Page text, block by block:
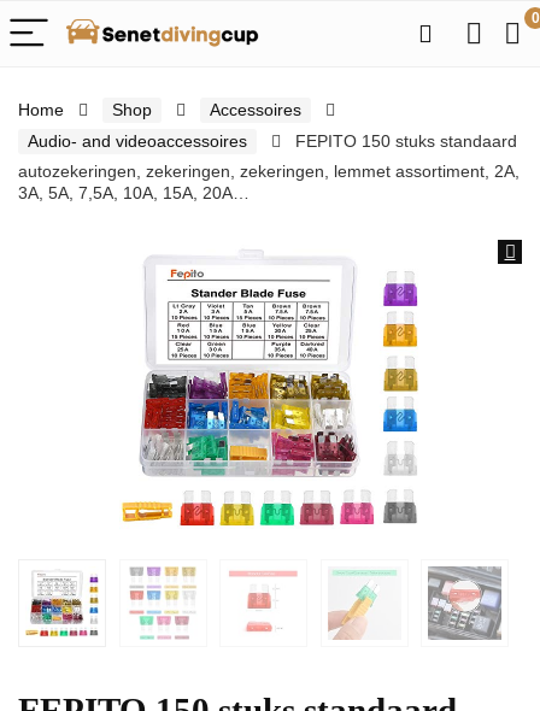
0
Home Shop
Accessoires
Audio- and videoaccessoires
FEPITO 150 stuks standaard
autozekeringen, zekeringen, zekeringen, lemmet assortiment, 2A,
3A, 5A, 7,5A, 10A, 15A, 20A…